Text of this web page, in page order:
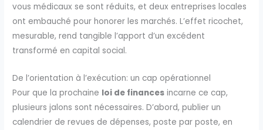
vous médicaux se sont réduits, et deux entreprises locales
ont embauché pour honorer les marchés. L’effet ricochet,
mesurable, rend tangible l’apport d’un excédent
transformé en capital social.
De l’orientation à l’exécution: un cap opérationnel
Pour que la prochaine loi de finances incarne ce cap,
plusieurs jalons sont nécessaires. D’abord, publier un
calendrier de revues de dépenses, poste par poste, en